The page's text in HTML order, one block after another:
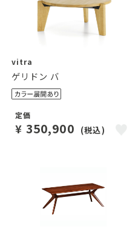
vitra
ゲリドン バ
定価
¥ 350,900 (税込)